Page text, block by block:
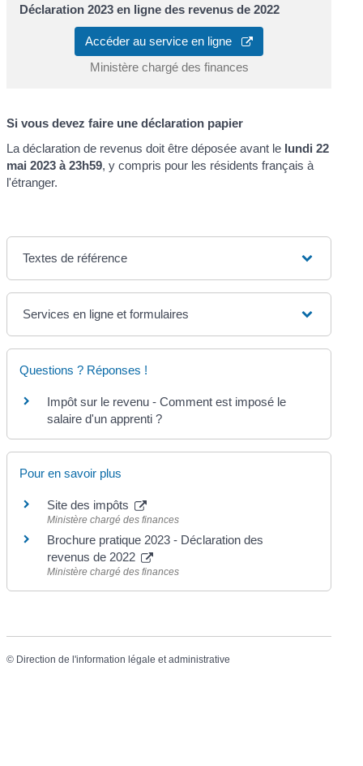
Déclaration 2023 en ligne des revenus de 2022
Accéder au service en ligne
Ministère chargé des finances
Si vous devez faire une déclaration papier
La déclaration de revenus doit être déposée avant le lundi 22
mai 2023 à 23h59, y compris pour les résidents français à
l'étranger.
Textes de référence
Services en ligne et formulaires
Questions ? Réponses !
Impôt sur le revenu - Comment est imposé le
salaire d'un apprenti ?
Pour en savoir plus
Site des impôts
Ministère chargé des finances
Brochure pratique 2023 - Déclaration des
revenus de 2022
Ministère chargé des finances
© Direction de l'information légale et administrative